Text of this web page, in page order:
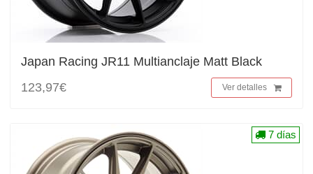
Japan Racing JR11 Multianclaje Matt Black
123,97€
Ver detalles
7 días